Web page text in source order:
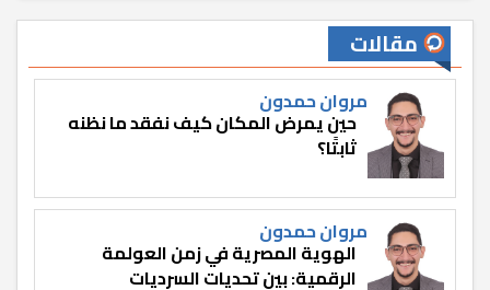
مقالات
مروان حمدون
حين يمرض المكان كيف نفقد ما نظنه
ثابتًا؟
مروان حمدون
الهوية المصرية في زمن العولمة
الرقمية: بين تحديات السرديات